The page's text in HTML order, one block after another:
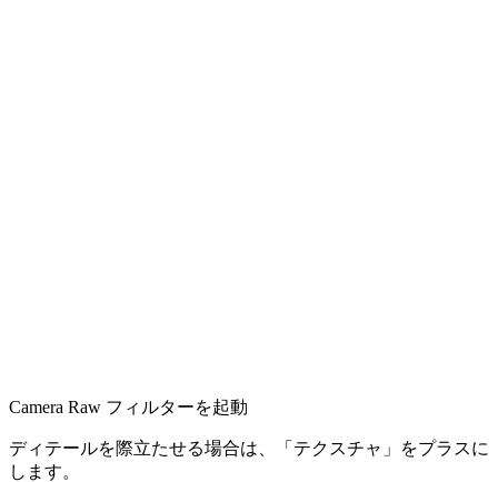
Camera Raw フィルターを起動
ディテールを際立たせる場合は、「テクスチャ」をプラスに
します。